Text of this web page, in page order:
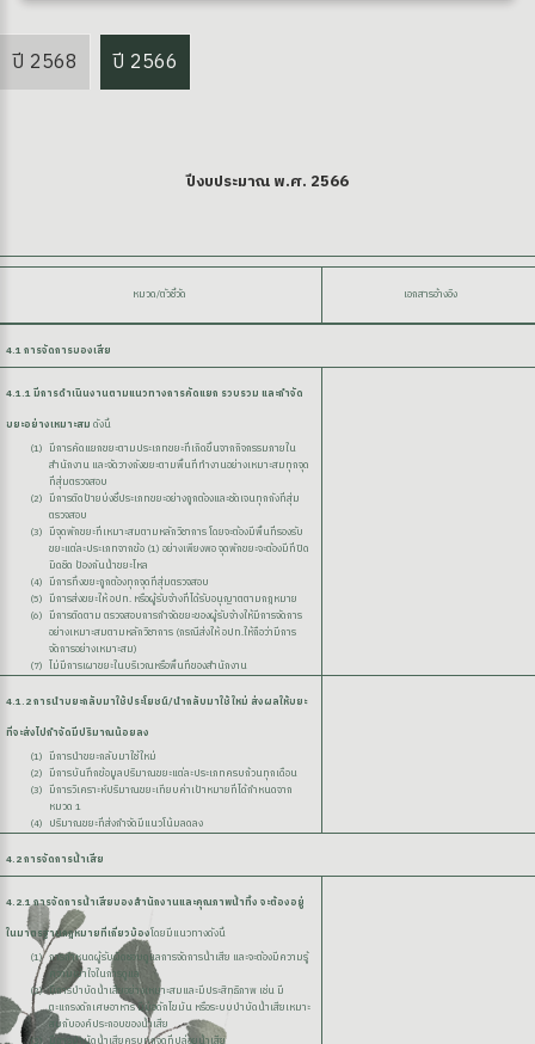
ปี 2568 ปี 2566
ปีงบประมาณ พ.ศ. 2566
หมวด/ตัวชี้วัด เอกสารอ้างอิง
4.1 การจัดการของเสีย
4.1.1 มีการดำเนินงานตามแนวทางการคัดแยก รวบรวม และกำจัด
ขยะอย่างเหมาะสม ดังนี้
มีการคัดแยกขยะตามประเภทขยะที่เกิดขึ้นจากกิจกรรมภายใน
สำนักงาน และจัดวางถังขยะตามพื้นที่ทำงานอย่างเหมาะสมทุกจุด
ที่สุ่มตรวจสอบ
มีการติดป้ายบ่งชี้ประเภทขยะอย่างถูกต้องและชัดเจนทุกถังที่สุ่ม
ตรวจสอบ
มีจุดพักขยะที่เหมาะสมตามหลักวิชาการ โดยจะต้องมีพื้นที่รองรับ
ขยะแต่ละประเภทจากข้อ (1) อย่างเพียงพอ จุดพักขยะจะต้องมีที่ปิด
มิดชิด ป้องกันน้ำขยะไหล
มีการทิ้งขยะถูกต้องทุกจุดที่สุ่มตรวจสอบ
มีการส่งขยะให้ อปท. หรือผู้รับจ้างที่ได้รับอนุญาตตามกฎหมาย
มีการติดตาม ตรวจสอบการกำจัดขยะของผู้รับจ้างให้มีการจัดการ
อย่างเหมาะสมตามหลักวิชาการ (กรณีส่งให้ อปท.ให้ถือว่ามีการ
จัดการอย่างเหมาะสม)
ไม่มีการเผาขยะในบริเวณหรือพื้นที่ของสำนักงาน
4.1.2 การนำขยะกลับมาใช้ประโยชน์/นำกลับมาใช้ใหม่ ส่งผลให้ขยะ
ที่จะส่งไปกำจัดมีปริมาณน้อยลง
มีการนำขยะกลับมาใช้ใหม่
มีการบันทึกข้อมูลปริมาณขยะแต่ละประเภทครบถ้วนทุกเดือน
มีการวิเคราะห์ปริมาณขยะเทียบค่าเป้าหมายที่ได้กำหนดจาก
หมวด 1
ปริมาณขยะที่ส่งกำจัดมีแนวโน้มลดลง
4.2 การจัดการน้ำเสีย
4.2.1 การจัดการน้ำเสียของสำนักงานและคุณภาพน้ำทิ้ง จะต้องอยู่
ในมาตรฐานกฎหมายที่เกี่ยวข้องโดยมีแนวทางดังนี้
การกำหนดผู้รับผิดชอบดูแลการจัดการน้ำเสีย และจะต้องมีความรู้
ความเข้าใจในการดูแล
มีการบำบัดน้ำเสียอย่างเหมาะสมและมีประสิทธิภาพ เช่น มี
ตะแกรงดักเศษอาหาร มีบ่อดักไขมัน หรือระบบบำบัดน้ำเสียเหมาะ
สมกับองค์ประกอบของน้ำเสีย